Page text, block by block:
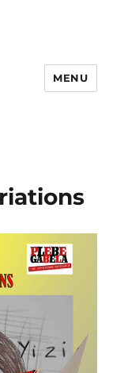
MENU